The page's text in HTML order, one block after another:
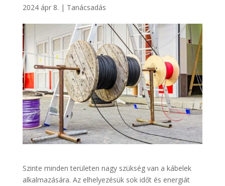
2024 ápr 8. | Tanácsadás
Szinte minden területen nagy szükség van a kábelek
alkalmazására. Az elhelyezésük sok időt és energiát